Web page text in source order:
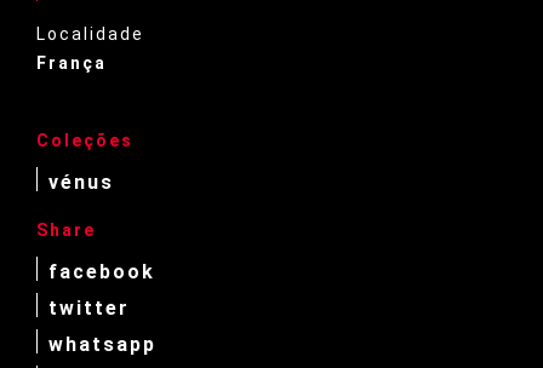
Localidade
França
Coleções
vénus
Share
facebook
twitter
whatsapp